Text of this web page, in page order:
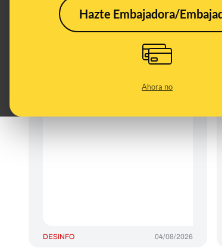
Hazte Embajadora/
Ahora no
Omega 3 y depresión:
lo que sabemos (y lo
los suplementos de
DESINFO 04/08/2026